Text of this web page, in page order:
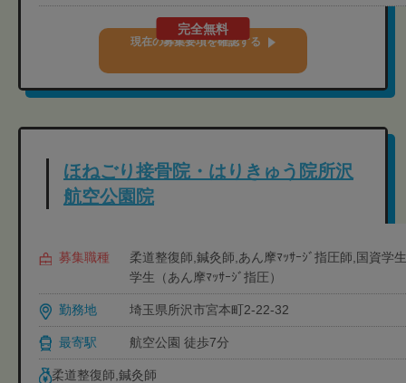
完全無料
現在の募集要項を確認する
ほねごり接骨院・はりきゅう院所沢
航空公園院
募集職種
柔道整復師,鍼灸師,あん摩ﾏｯｻｰｼﾞ指圧師,国資学
学生（あん摩ﾏｯｻｰｼﾞ指圧）
勤務地 埼玉県所沢市宮本町2-22-32
最寄駅 航空公園 徒歩7分
柔道整復師,鍼灸師